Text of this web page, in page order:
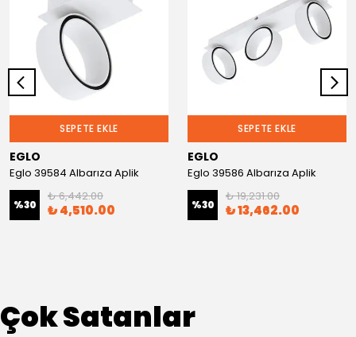
SEPETE EKLE
EGLO
Eglo 39584 Albarıza Aplik
%30
₺ 6,442.00
₺ 4,510.00
SEPETE EKLE
EGLO
Eglo 39586 Albarıza Aplik
%30
₺ 19,231.00
₺ 13,462.00
Çok Satanlar